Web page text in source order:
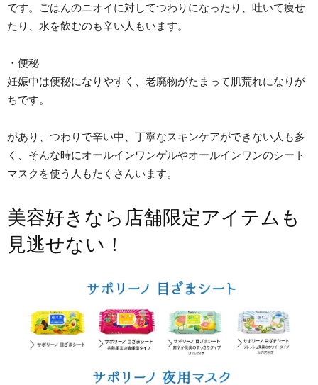
です。ごはんのニオイに対してつわりになったり、吐いて痩せ
たり、水を飲むのも辛い人もいます。
・便秘
妊娠中は便秘になりやすく、老廃物がたまって肌荒れになりが
ちです。
があり、つわりで辛い中、丁寧なスキンケアができない人も多
く、そんな時にオールインワンゲルやオールインワンのシート
マスクを使う人もたくさんいます。
美容好きなら店舗限定アイテムも
見逃せない！